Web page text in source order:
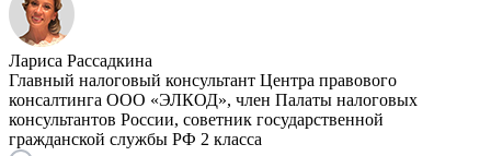
Лариса Рассадкина
Главный налоговый консультант Центра правового
консалтинга ООО «ЭЛКОД», член Палаты налоговых
консультантов России, советник государственной
гражданской службы РФ 2 класса